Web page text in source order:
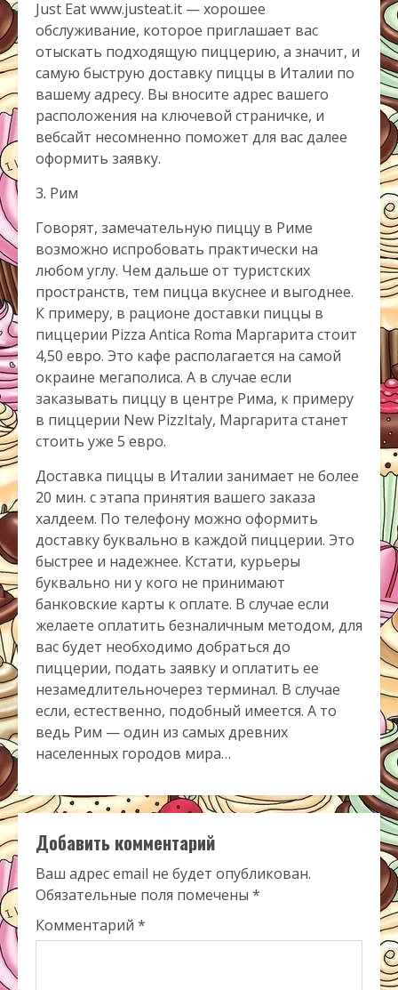
Just Eat www.justeat.it — хорошее
обслуживание, которое приглашает вас
отыскать подходящую пиццерию, а значит, и
самую быструю доставку пиццы в Италии по
вашему адресу. Вы вносите адрес вашего
расположения на ключевой страничке, и
вебсайт несомненно поможет для вас далее
оформить заявку.
3. Рим
Говорят, замечательную пиццу в Риме
возможно испробовать практически на
любом углу. Чем дальше от туристских
пространств, тем пицца вкуснее и выгоднее.
К примеру, в рационе доставки пиццы в
пиццерии Pizza Antica Roma Маргарита стоит
4,50 евро. Это кафе располагается на самой
окраине мегаполиса. А в случае если
заказывать пиццу в центре Рима, к примеру
в пиццерии New PizzItaly, Маргарита станет
стоить уже 5 евро.
Доставка пиццы в Италии занимает не более
20 мин. с этапа принятия вашего заказа
халдеем. По телефону можно оформить
доставку буквально в каждой пиццерии. Это
быстрее и надежнее. Кстати, курьеры
буквально ни у кого не принимают
банковские карты к оплате. В случае если
желаете оплатить безналичным методом, для
вас будет необходимо добраться до
пиццерии, подать заявку и оплатить ее
незамедлительночерез терминал. В случае
если, естественно, подобный имеется. А то
ведь Рим — один из самых древних
населенных городов мира…
Добавить комментарий
Ваш адрес email не будет опубликован.
Обязательные поля помечены *
Комментарий *